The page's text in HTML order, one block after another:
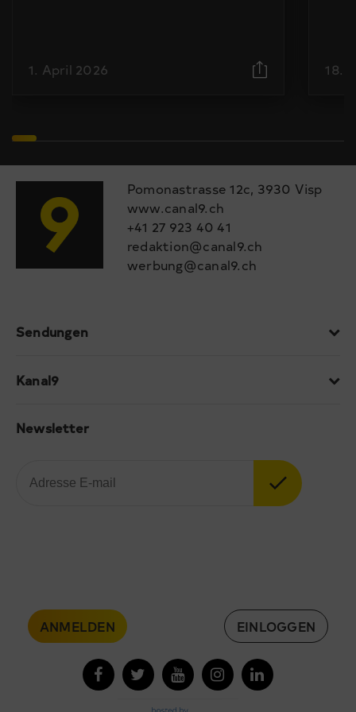
1. April 2026 18.
Pomonastrasse 12c, 3930 Visp
www.canal9.ch
+41 27 923 40 41
redaktion@canal9.ch
werbung@canal9.ch
Sendungen
Kanal9
Newsletter
ANMELDEN EINLOGGEN